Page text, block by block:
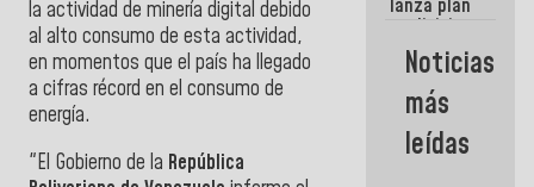
la actividad de minería digital debido
al alto consumo de esta actividad,
en momentos que el país ha llegado
a cifras récord en el consumo de
energía.
"El Gobierno de la República
semana
lanza plan
crediticio
con subsidio
a Juntas de
Condominio
Noticias
más
leídas